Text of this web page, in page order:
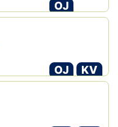
OJ
OJ
KV